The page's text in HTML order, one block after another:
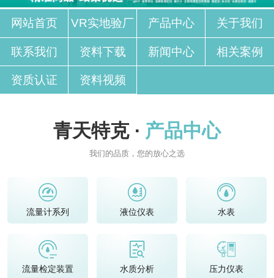
网站首页 VR实地验厂 产品中心 关于我们
联系我们 资料下载 新闻中心 相关案例
资质认证 资料视频
青天特克 · 产品中心
我们的品质，您的放心之选
流量计系列 液位仪表 水表
流量检定装置 水质分析 压力仪表